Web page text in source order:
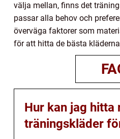
välja mellan, finns det
passar alla behov och
överväga faktorer som
för att hitta de bästa
Hur kan jag hitta
träningskläder